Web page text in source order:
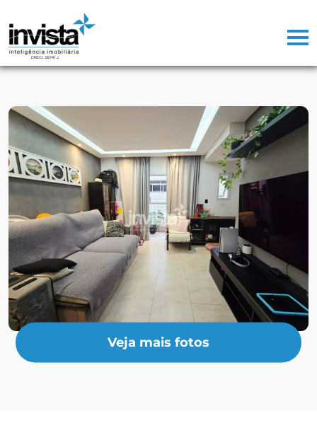
Veja mais fotos